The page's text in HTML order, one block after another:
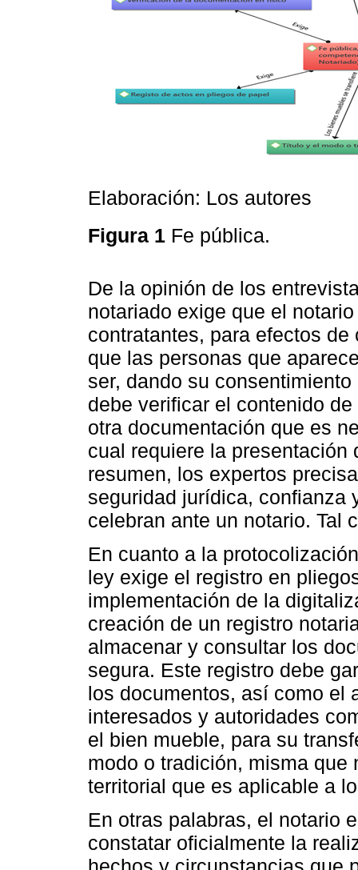
Elaboración: Los autores
Figura 1 Fe pública.
De la opinión de los
notariado exige que el
contratantes, para efectos
que las personas que
ser, dando su
debe verificar el contenido
otra documentación que es
cual requiere la
resumen, los expertos
seguridad jurídica, confianza
celebran ante un notario. Tal
En cuanto a la
ley exige el registro en
implementación de la
creación de un registro
almacenar y consultar los
segura. Este registro debe
los documentos, así como el
interesados y autoridades
el bien mueble, para su
modo o tradición, misma
territorial que es aplicable a
En otras palabras, el notario
constatar oficialmente la